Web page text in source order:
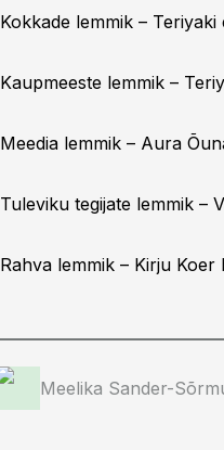
Kokkade lemmik –
Kaupmeeste lemmik –
Meedia lemmik – Aura
Tuleviku tegijate lemmik –
Rahva lemmik – Kirju
Meelika Sander-